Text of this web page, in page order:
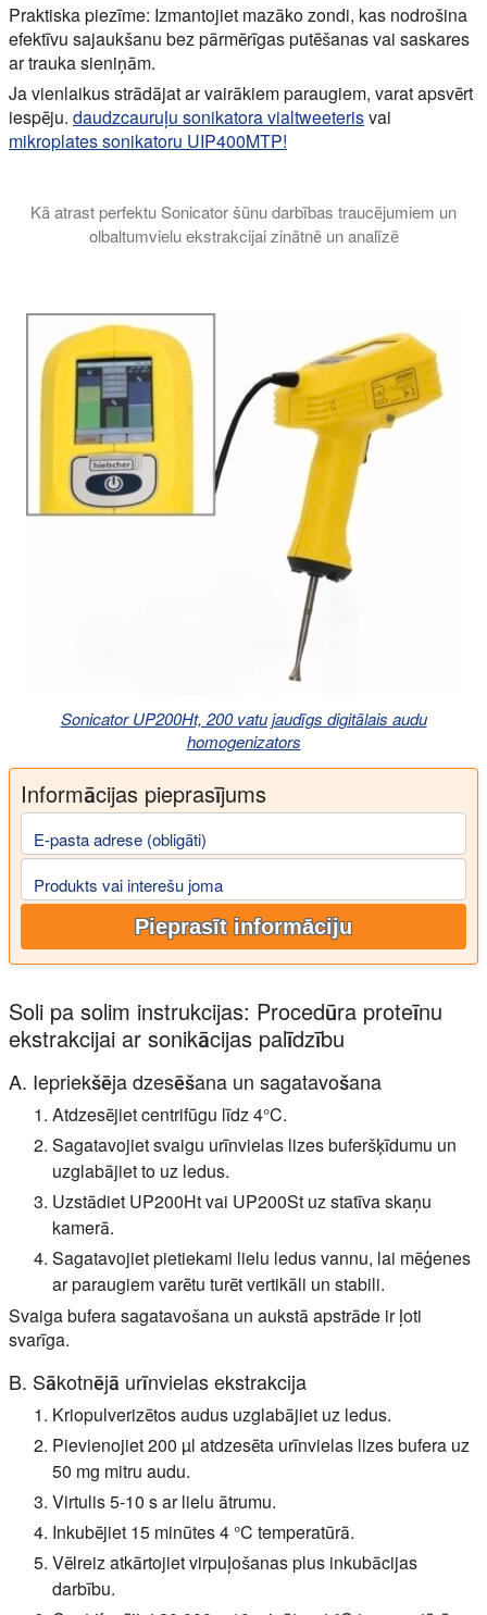
Praktiska piezīme: Izmantojiet mazāko zondi, kas nodrošina
efektīvu sajaukšanu bez pārmērīgas putēšanas vai saskares
ar trauka sieniņām.
Ja vienlaikus strādājat ar vairākiem paraugiem, varat apsvērt
iespēju. daudzcauruļu sonikatora vialtweeterisvai
mikroplates sonikatoru UIP400MTP!
Kā atrast perfektu Sonicator šūnu darbības traucējumiem un
olbaltumvielu ekstrakcijai zinātnē un analīzē
Sonicator UP200Ht, 200 vatu jaudīgs digitālais audu
homogenizators
Informācijas pieprasījums
E-pasta adrese (obligāti)
Produkts vai interešu joma
Pieprasīt informāciju
Soli pa solim instrukcijas: Procedūra proteīnu
ekstrakcijai ar sonikācijas palīdzību
A. Iepriekšēja dzesēšana un sagatavošana
Atdzesējiet centrifūgu līdz 4°C.
Sagatavojiet svaigu urīnvielas lizes buferšķīdumu un
uzglabājiet to uz ledus.
Uzstādiet UP200Ht vai UP200St uz statīva skaņu
kamerā.
Sagatavojiet pietiekami lielu ledus vannu, lai mēģenes
ar paraugiem varētu turēt vertikāli un stabili.
Svaiga bufera sagatavošana un aukstā apstrāde ir ļoti
svarīga.
B. Sākotnējā urīnvielas ekstrakcija
Kriopulverizētos audus uzglabājiet uz ledus.
Pievienojiet 200 µl atdzesēta urīnvielas lizes bufera uz
50 mg mitru audu.
Virtulis 5-10 s ar lielu ātrumu.
Inkubējiet 15 minūtes 4 °C temperatūrā.
Vēlreiz atkārtojiet virpuļošanas plus inkubācijas
darbību.